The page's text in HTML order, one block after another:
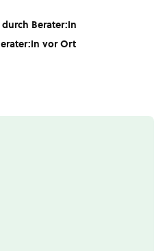
Berater:in
vor Ort